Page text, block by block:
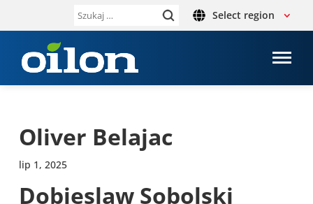
Szukaj: Select region
Oliver Belajac
lip 1, 2025
Dobie­slaw Sobol­ski